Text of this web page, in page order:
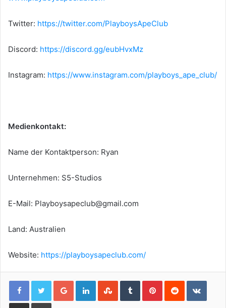
Twitter: https://twitter.com/PlayboysApeClub
Discord: https://discord.gg/eubHvxMz
Instagram: https://www.instagram.com/playboys_ape_club/
Medienkontakt:
Name der Kontaktperson: Ryan
Unternehmen: S5-Studios
E-Mail: Playboysapeclub@gmail.com
Land: Australien
Website: https://playboysapeclub.com/
Google+LinkedInStumbleUpon
TumblrPinterestReddit
Share via Email Print